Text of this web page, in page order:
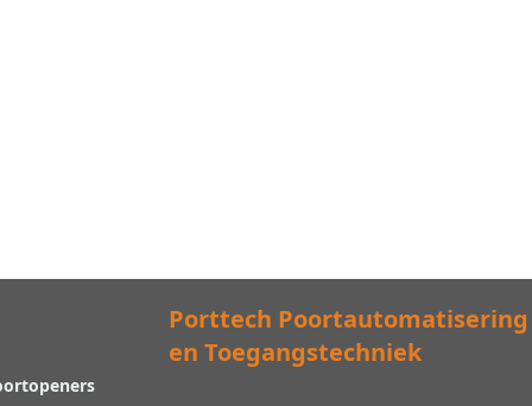
Porttech Poortautomatisering
en Toegangstechniek